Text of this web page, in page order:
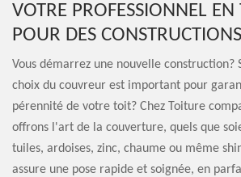
VOTRE PROFESSIONNEL EN
POUR DES
Vous démarrez une nouvelle construction?
choix du couvreur est important pour
pérennité de votre toit? Chez Toiture
offrons l'art de la couverture, quels que
tuiles, ardoises, zinc, chaume ou même
assure une pose rapide et soignée, en